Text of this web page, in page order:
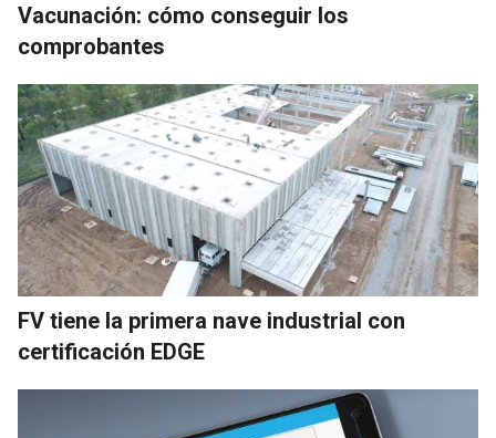
Vacunación: cómo conseguir los
comprobantes
FV tiene la primera nave industrial con
certificación EDGE